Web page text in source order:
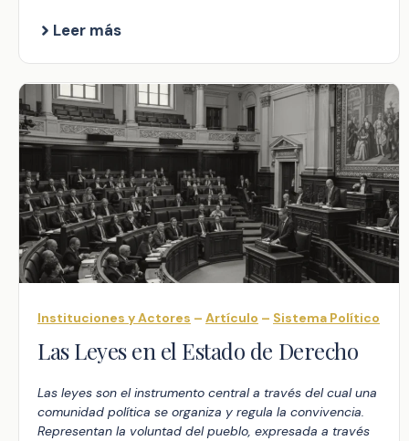
Leer más
Instituciones y Actores – Artículo – Sistema Político
Las Leyes en el Estado de Derecho
Las leyes son el instrumento central a través del cual una
comunidad política se organiza y regula la convivencia.
Representan la voluntad del pueblo, expresada a través